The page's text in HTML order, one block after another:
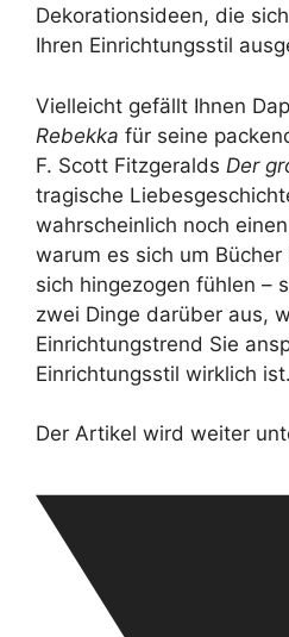
Dekorationsideen, die
Ihren Einrichtungsstil
Vielleicht gefällt Ihnen
Rebekka für seine
F. Scott Fitzgeralds Der
tragische
wahrscheinlich noch
warum es sich um
sich hingezogen fühlen –
zwei Dinge darüber aus,
Einrichtungstrend Sie
Einrichtungsstil wirklich ist.
Der Artikel wird weiter